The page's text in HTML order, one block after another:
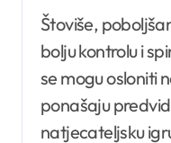
Štoviše,
bolju kontrolu i
se mogu osloniti
ponašaju
natjecateljsku